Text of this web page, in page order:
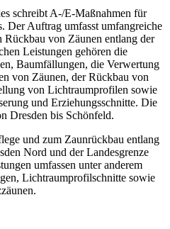
schreibt A-/E-Maßnahmen für
Der Auftrag umfasst umfangreiche
von Zäunen entlang der
Leistungen gehören die
Baumfällungen, die Verwertung
von Zäunen, der Rückbau von
von Lichtraumprofilen sowie
und Erziehungsschnitte. Die
Dresden bis Schönfeld.
und zum Zaunrückbau entlang
Nord und der Landesgrenze
umfassen unter anderem
Lichtraumprofilschnitte sowie